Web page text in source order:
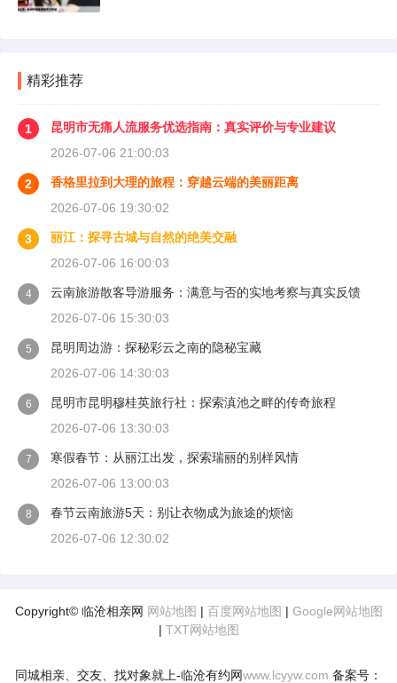
精彩推荐
1
昆明市无痛人流服务优选指南：真实评价与专业建议
2026-07-06 21:00:03
2
香格里拉到大理的旅程：穿越云端的美丽距离
2026-07-06 19:30:02
3
丽江：探寻古城与自然的绝美交融
2026-07-06 16:00:03
4
云南旅游散客导游服务：满意与否的实地考察与真实反馈
2026-07-06 15:30:03
5
昆明周边游：探秘彩云之南的隐秘宝藏
2026-07-06 14:30:03
6
昆明市昆明穆桂英旅行社：探索滇池之畔的传奇旅程
2026-07-06 13:30:03
7
寒假春节：从丽江出发，探索瑞丽的别样风情
2026-07-06 13:00:03
8
春节云南旅游5天：别让衣物成为旅途的烦恼
2026-07-06 12:30:02
Copyright© 临沧相亲网 网站地图 | 百度网站地图 | Google网站地图
| TXT网站地图
同城相亲、交友、找对象就上-临沧有约网www.lcyyw.com 备案号：